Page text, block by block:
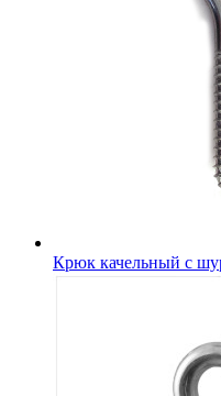
Крюк качельный с